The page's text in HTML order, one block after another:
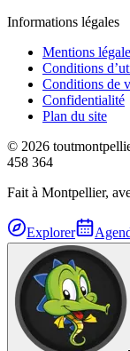
Informations légales
Mentions
Conditions
Conditions de
Confidentialité
Plan du site
© 2026
458 364
Fait à Montpellier,
Explorer